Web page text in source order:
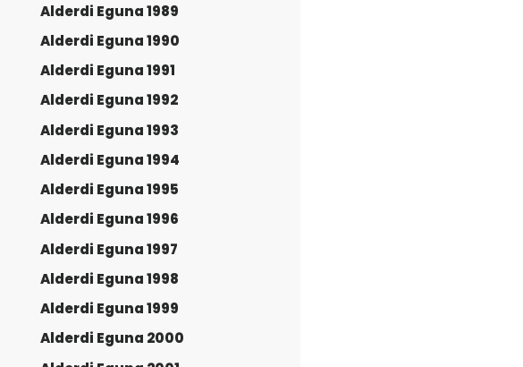
Alderdi Eguna 1989
Alderdi Eguna 1990
Alderdi Eguna 1991
Alderdi Eguna 1992
Alderdi Eguna 1993
Alderdi Eguna 1994
Alderdi Eguna 1995
Alderdi Eguna 1996
Alderdi Eguna 1997
Alderdi Eguna 1998
Alderdi Eguna 1999
Alderdi Eguna 2000